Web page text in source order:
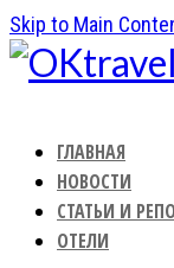
Skip to Main
ГЛАВНАЯ
НОВОСТИ
СТАТЬИ И
ОТЕЛИ